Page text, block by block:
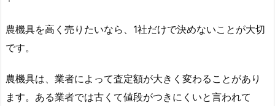
農機具を高く売りたいなら、1社だけで決めないことが大切
です。
農機具は、業者によって査定額が大きく変わることがあり
ます。ある業者では古くて値段がつきにくいと言われて